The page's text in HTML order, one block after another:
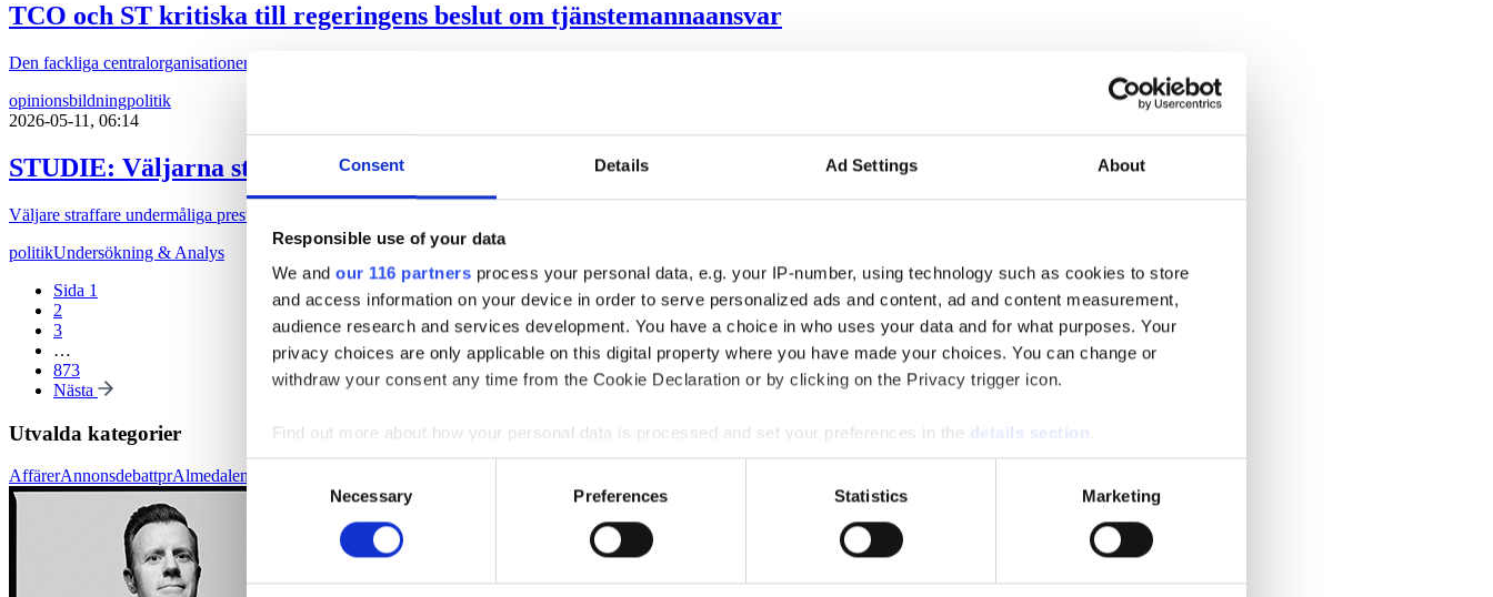
Consent Details Ad Settings About
Responsible use of your data
We and our 116 partners process your personal data, e.g. your IP-number, using technology such as cookies to store
and access information on your device in order to serve personalized ads and content, ad and content measurement,
audience research and services development. You have a choice in who uses your data and for what purposes. Your
privacy choices are only applicable on this digital property where you have made your choices. You can change or
withdraw your consent any time from the Cookie Declaration or by clicking on the Privacy trigger icon.
Find out more about how your personal data is processed and set your preferences in the details section
We use cookies to personalise content and ads, to provide social media features and to analyse our traffic. We also share
information about your use of our site with our social media, advertising and analytics partners who may combine it with
other information that you’ve provided to them or that they’ve collected from your use of their services.
Consent
Selection
Necessary Preferences Statistics Marketing
TCO och ST kritiska till regeringens beslut om tjänstemannaansvar
Den fackliga centralorganisationen TCO och dess medlemsförbund ST är kritiska till att riksdagen klubbade igenom propositionen Ett utökat straffrättsligt tjänstemannaansvar.
opinionsbildningpolitik
2026-05-11, 06:14
STUDIE: Väljarna straffar partier hårdare än de belönar
Väljare straffare undermåliga prestationer hårdare än de belönar goda. Information är avgörande för att bygga förtroende. Det visar en studie från Göteborgs Universitet.
politikUndersökning & Analys
Sida 1
2
3
…
873
Nästa
Utvalda kategorier
AffärerAnnonsdebattprAlmedalen